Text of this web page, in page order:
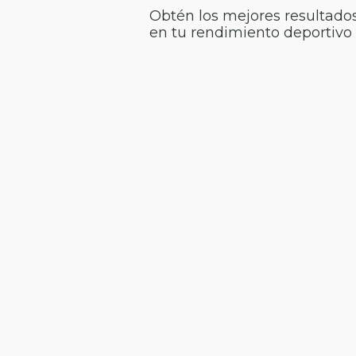
Obtén los mejores
en tu rendimiento deportivo